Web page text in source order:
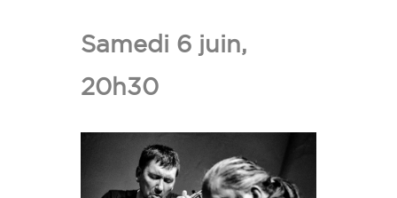
favoris.
Samedi 6 juin,
20h30